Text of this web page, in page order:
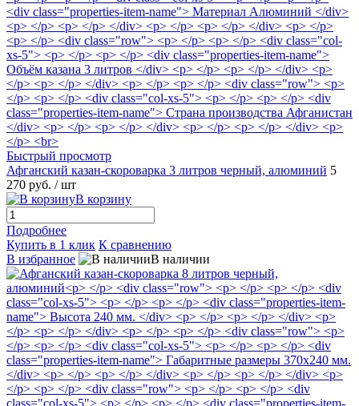
Быстрый просмотр
Афганский казан-скороварка 3 литров черный, алюминий 5
270 руб. / шт
В корзину
Подробнее
Купить в 1 клик К сравнению
В избранное
В наличии